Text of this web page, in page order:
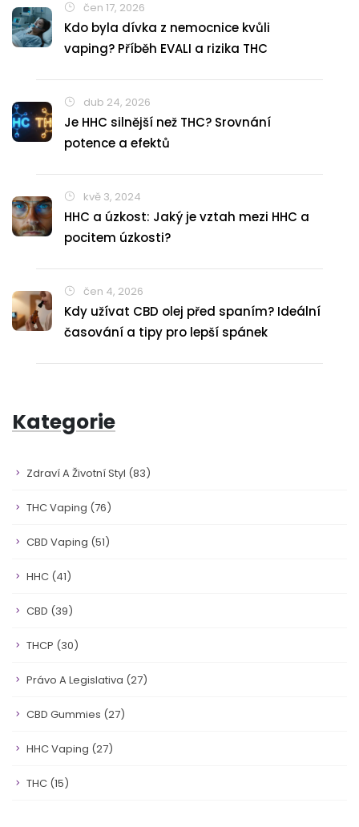
čen 17, 2026
Kdo byla dívka z nemocnice kvůli
vaping? Příběh EVALI a rizika THC
dub 24, 2026
Je HHC silnější než THC? Srovnání
potence a efektů
kvě 3, 2024
HHC a úzkost: Jaký je vztah mezi HHC a
pocitem úzkosti?
čen 4, 2026
Kdy užívat CBD olej před spaním? Ideální
časování a tipy pro lepší spánek
Kategorie
Zdraví A Životní Styl (83)
THC Vaping (76)
CBD Vaping (51)
HHC (41)
CBD (39)
THCP (30)
Právo A Legislativa (27)
CBD Gummies (27)
HHC Vaping (27)
THC (15)